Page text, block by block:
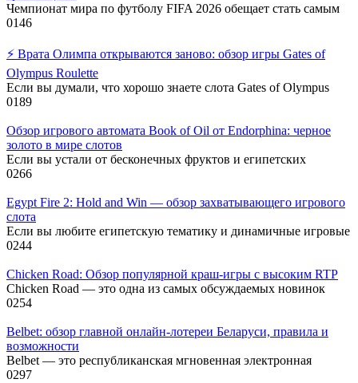
Чемпионат мира по футболу FIFA 2026 обещает стать самым
0146
⚡️ Врата Олимпа открываются заново: обзор игры Gates of
Olympus Roulette
Если вы думали, что хорошо знаете слота Gates of Olympus
0189
Обзор игрового автомата Book of Oil от Endorphina: черное
золото в мире слотов
Если вы устали от бесконечных фруктов и египетских
0266
Egypt Fire 2: Hold and Win — обзор захватывающего игрового
слота
Если вы любите египетскую тематику и динамичные игровые
0244
Chicken Road: Обзор популярной краш-игры с высоким RTP
Chicken Road — это одна из самых обсуждаемых новинок
0254
Belbet: обзор главной онлайн-лотереи Беларуси, правила и
возможности
Belbet — это республиканская мгновенная электронная
0297